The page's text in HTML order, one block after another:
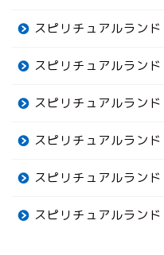
スピリチュアルラン
スピリチュアルラン
スピリチュアルラン
スピリチュアルラン
スピリチュアルラン
スピリチュアルラン